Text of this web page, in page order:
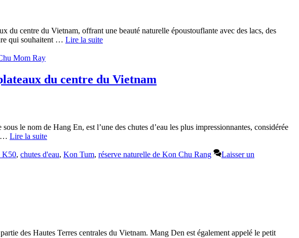
centre du Vietnam, offrant une beauté naturelle époustouflante avec des lacs, des
qui souhaitent … Lire la suite
Mom Ray
du centre du Vietnam
le nom de Hang En, est l’une des chutes d’eau les plus impressionnantes, considérée
… Lire la suite
K50, chutes d'eau, Kon Tum, réserve naturelle de Kon Chu Rang
Laisser un
des Hautes Terres centrales du Vietnam. Mang Den est également appelé le petit